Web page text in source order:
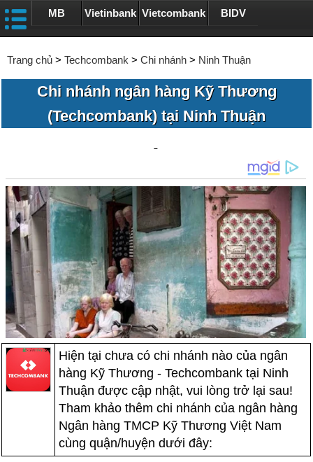
MB Vietinbank Vietcombank BIDV
Trang chủ > Techcombank > Chi nhánh > Ninh Thuận
Chi nhánh ngân hàng Kỹ Thương
(Techcombank) tại Ninh Thuận
Hiện tại chưa có chi nhánh nào của ngân
hàng Kỹ Thương - Techcombank tại Ninh
Thuận được cập nhật, vui lòng trở lại sau!
Tham khảo thêm chi nhánh của ngân hàng
Ngân hàng TMCP Kỹ Thương Việt Nam
cùng quận/huyện dưới đây: